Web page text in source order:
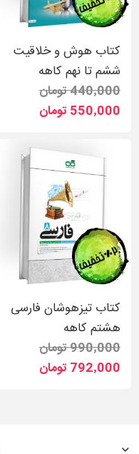
کتاب هوش و خلاقیت
ششم تا نهم کاهه
440٬000 تومان
550٬000 تومان
کتاب تیزهوشان فارسی
هشتم کاهه
990٬000 تومان
792٬000 تومان